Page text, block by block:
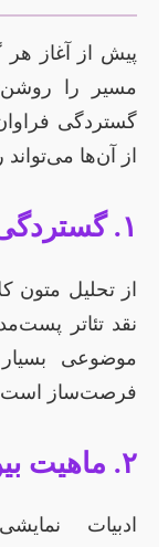
پیش از آغاز
مسیر را
گستردگی
از آن‌ها
۱. گستردگی و تنوع موضوعات
از تحلیل متون
نقد تئاتر
موضوعی
فرصت‌ساز است
۲. ماهیت بین‌رشته‌ای
ادبیات